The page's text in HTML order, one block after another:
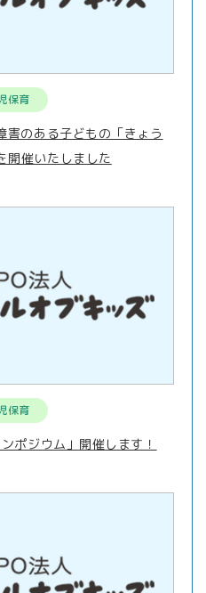
保育
害のある子どもの「きょう
開催いたしました
保育
ポジウム」開催します！